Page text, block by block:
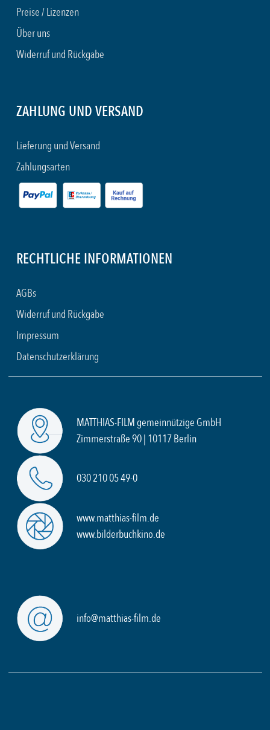
Preise / Lizenzen
Über uns
Widerruf und Rückgabe
ZAHLUNG UND VERSAND
Lieferung und Versand
Zahlungsarten
RECHTLICHE INFORMATIONEN
AGBs
Widerruf und Rückgabe
Impressum
Datenschutzerklärung
MATTHIAS-FILM gemeinnützige GmbH
Zimmerstraße 90 | 10117 Berlin
030 210 05 49-0
www.matthias-film.de
www.bilderbuchkino.de
info@matthias-film.de